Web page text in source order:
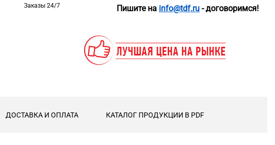
Заказы 24/7
Пишите на info@tdf.ru- договоримся!
ДОСТАВКА И ОПЛАТА КАТАЛОГ ПРОДУКЦИИ В PDF